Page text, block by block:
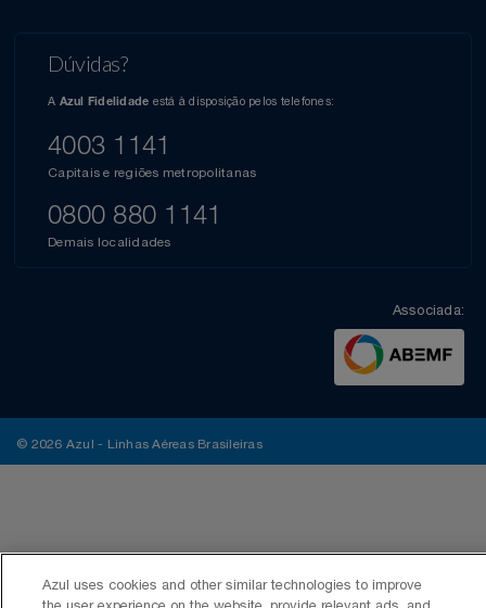
Dúvidas?
A Azul Fidelidade está à disposição pelos telefones:
4003 1141
Capitais e regiões metropolitanas
0800 880 1141
Demais localidades
Associada:
© 2026 Azul - Linhas Aéreas Brasileiras
Azul uses cookies and other similar technologies to improve